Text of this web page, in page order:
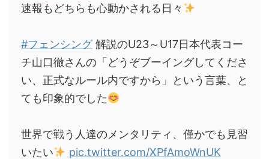
速報もどちらも心動かされる日々
#フェンシング解説のU23～U17日本代表コー
チ山口徹さんの「どうぞブーイングしてくださ
い、正式なルール内ですから」という言葉、と
ても印象的でした
世界で戦う人達のメンタリティ、僅かでも見習
いたい
pic.twitter.com/XPfAmoWnUK